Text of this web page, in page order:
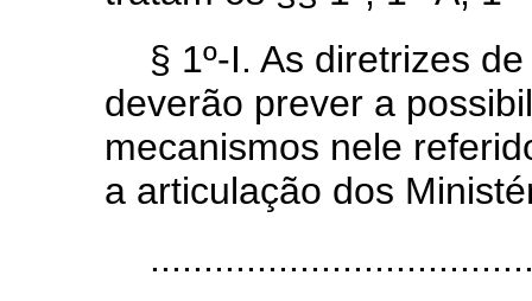
§ 1º-I. As diretrizes
deverão prever a
mecanismos nele
a articulação dos